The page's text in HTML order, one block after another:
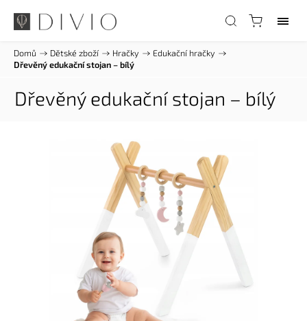
Domů / Dětské zboží / Hračky / Edukační hračky /
Dřevěný edukační stojan – bílý
Dřevěný edukační stojan – bílý